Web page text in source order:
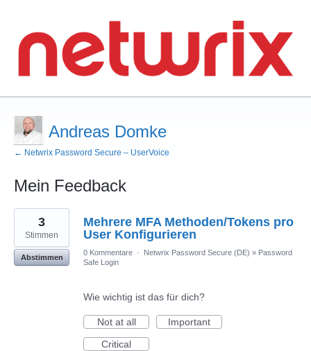
Andreas Domke
← Netwrix Password Secure – UserVoice
Mein Feedback
7
gefundene
Ergebnisse
Mehrere MFA Methoden/Tokens pro
User Konfigurieren
3
Stimmen
Abstimmen
0 Kommentare · Netwrix Password Secure (DE) » Password
Safe Login
Wie wichtig ist das für dich?
Not at all
Important
Critical